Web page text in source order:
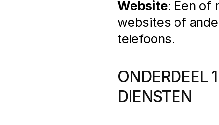
Website: Een of
websites of
telefoons.
ONDERDEEL
DIENSTEN